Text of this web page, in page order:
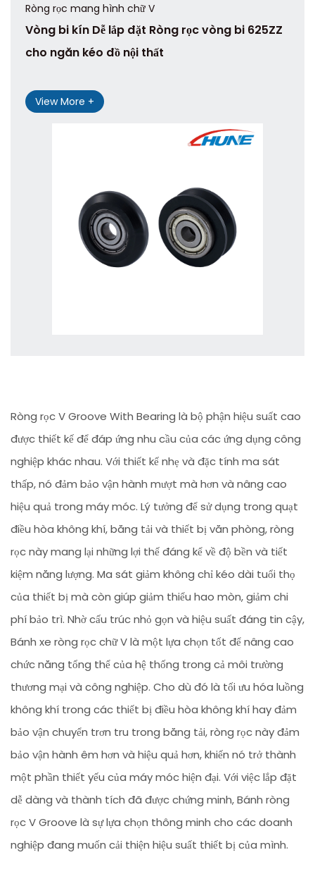
Ròng rọc mang hình chữ V
Vòng bi kín Dễ lắp đặt Ròng rọc vòng bi 625ZZ
cho ngăn kéo đồ nội thất
View More +
Ròng rọc V Groove With Bearing là bộ phận hiệu suất cao
được thiết kế để đáp ứng nhu cầu của các ứng dụng công
nghiệp khác nhau. Với thiết kế nhẹ và đặc tính ma sát
thấp, nó đảm bảo vận hành mượt mà hơn và nâng cao
hiệu quả trong máy móc. Lý tưởng để sử dụng trong quạt
điều hòa không khí, băng tải và thiết bị văn phòng, ròng
rọc này mang lại những lợi thế đáng kể về độ bền và tiết
kiệm năng lượng. Ma sát giảm không chỉ kéo dài tuổi thọ
của thiết bị mà còn giúp giảm thiểu hao mòn, giảm chi
phí bảo trì. Nhờ cấu trúc nhỏ gọn và hiệu suất đáng tin cậy,
Bánh xe ròng rọc chữ V là một lựa chọn tốt để nâng cao
chức năng tổng thể của hệ thống trong cả môi trường
thương mại và công nghiệp. Cho dù đó là tối ưu hóa luồng
không khí trong các thiết bị điều hòa không khí hay đảm
bảo vận chuyển trơn tru trong băng tải, ròng rọc này đảm
bảo vận hành êm hơn và hiệu quả hơn, khiến nó trở thành
một phần thiết yếu của máy móc hiện đại. Với việc lắp đặt
dễ dàng và thành tích đã được chứng minh, Bánh ròng
rọc V Groove là sự lựa chọn thông minh cho các doanh
nghiệp đang muốn cải thiện hiệu suất thiết bị của mình.